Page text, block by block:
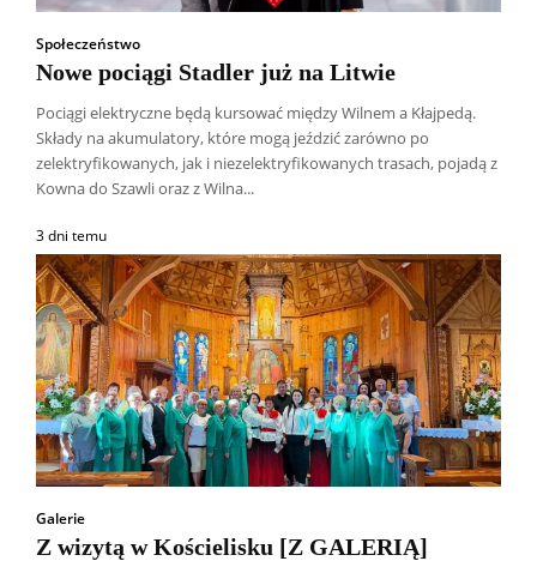
Społeczeństwo
Nowe pociągi Stadler już na Litwie
Pociągi elektryczne będą kursować między Wilnem a Kłajpedą.
Składy na akumulatory, które mogą jeździć zarówno po
zelektryfikowanych, jak i niezelektryfikowanych trasach, pojadą z
Kowna do Szawli oraz z Wilna...
3 dni temu
Galerie
Z wizytą w Kościelisku [Z GALERIĄ]